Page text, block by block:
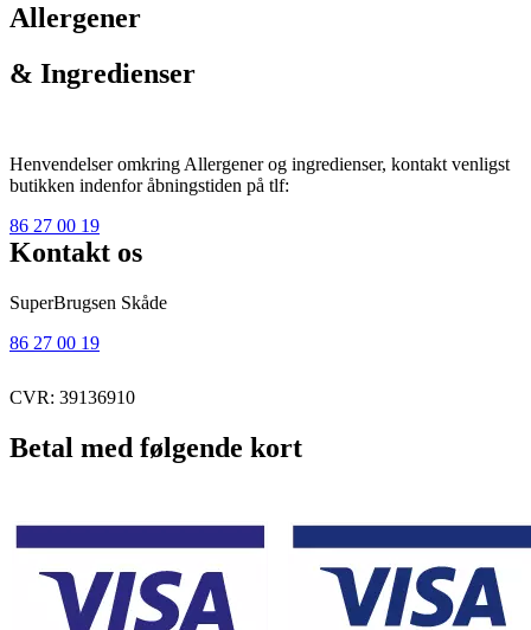
Allergener
& Ingredienser
Henvendelser omkring Allergener og ingredienser, kontakt venligst
butikken indenfor åbningstiden på tlf:
86 27 00 19
Kontakt os
SuperBrugsen Skåde
86 27 00 19
CVR: 39136910
Betal med følgende kort